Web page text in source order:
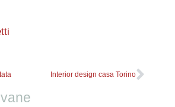
Interior design casa Torino